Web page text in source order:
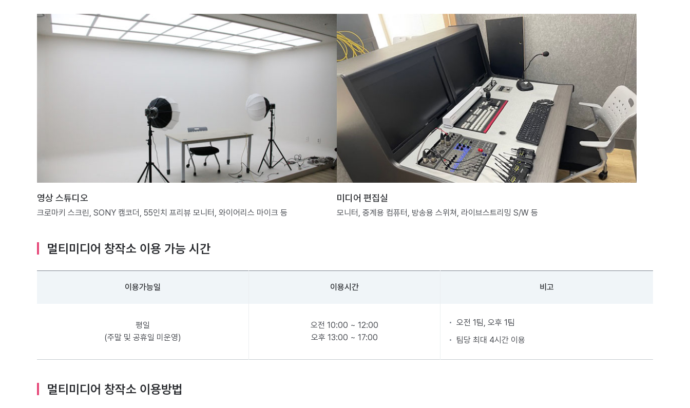
영상 스튜디오
크로마키 스크린, SONY 캠코더, 55인치 프리뷰 모니터, 와이어리스 마이크 등
미디어 편집실
모니터, 중계용 컴퓨터, 방송용 스위쳐, 라이브스트리밍 S/W 등
멀티미디어 창작소 이용 가능 시간
이용가능일 이용시간 비고
평일
(주말 및 공휴일 미운영)
오전 10:00 ~ 12:00
오후 13:00 ~ 17:00
오전 1팀, 오후 1팀
팀당 최대 4시간 이용
멀티미디어 창작소 이용방법